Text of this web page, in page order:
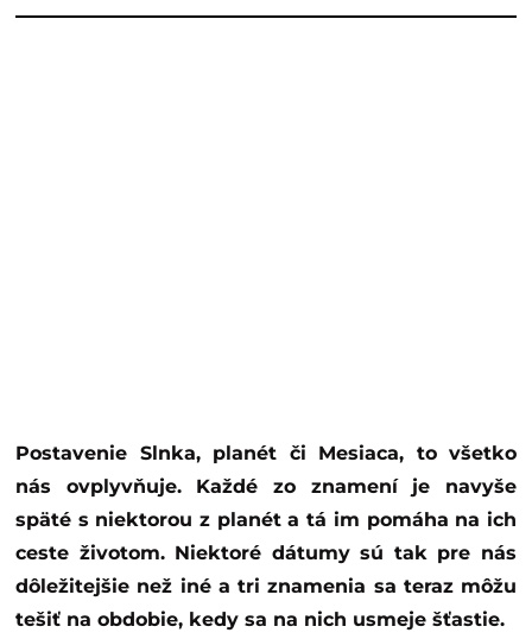
Postavenie Slnka, planét či Mesiaca, to všetko
nás ovplyvňuje. Každé zo znamení je navyše
späté s niektorou z planét a tá im pomáha na ich
ceste životom. Niektoré dátumy sú tak pre nás
dôležitejšie než iné a tri znamenia sa teraz môžu
tešiť na obdobie, kedy sa na nich usmeje šťastie.